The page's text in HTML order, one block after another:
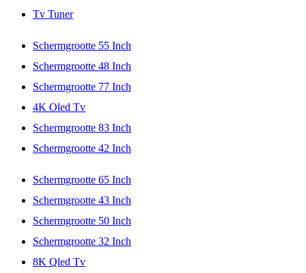
Tv Tuner
Schermgrootte 55 Inch
Schermgrootte 48 Inch
Schermgrootte 77 Inch
4K Oled Tv
Schermgrootte 83 Inch
Schermgrootte 42 Inch
Schermgrootte 65 Inch
Schermgrootte 43 Inch
Schermgrootte 50 Inch
Schermgrootte 32 Inch
8K Qled Tv